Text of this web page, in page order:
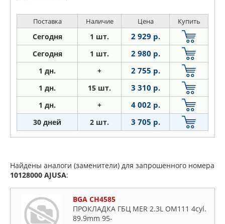
Поставка Наличие Цена Купить
Сегодня 1 шт. 2 929 р.
Сегодня 1 шт. 2 980 р.
1 дн. + 2 755 р.
1 дн. 15 шт. 3 310 р.
1 дн. + 4 002 р.
30 дней 2 шт. 3 705 р.
Найдены аналоги (заменители) для запрошенного номера
10128000 AJUSA:
BGA CH4585
ПРОКЛАДКА ГБЦ MER 2.3L OM111 4cyl.
89.9mm 95-